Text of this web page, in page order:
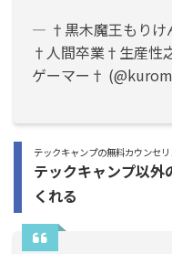
— †黒木魔王もりけ
†人間卒業†生産性
ゲーマー†
テックキャンプの無料カウンセ
テックキャンプ以外
くれる